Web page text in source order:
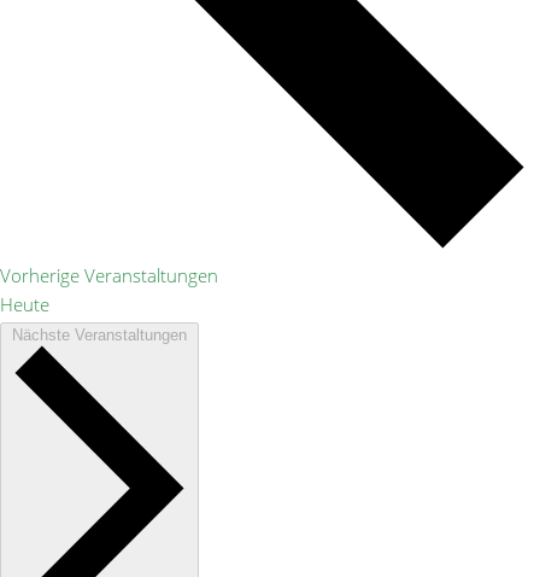
Vorherige Veranstaltungen
Heute
Nächste Veranstaltungen